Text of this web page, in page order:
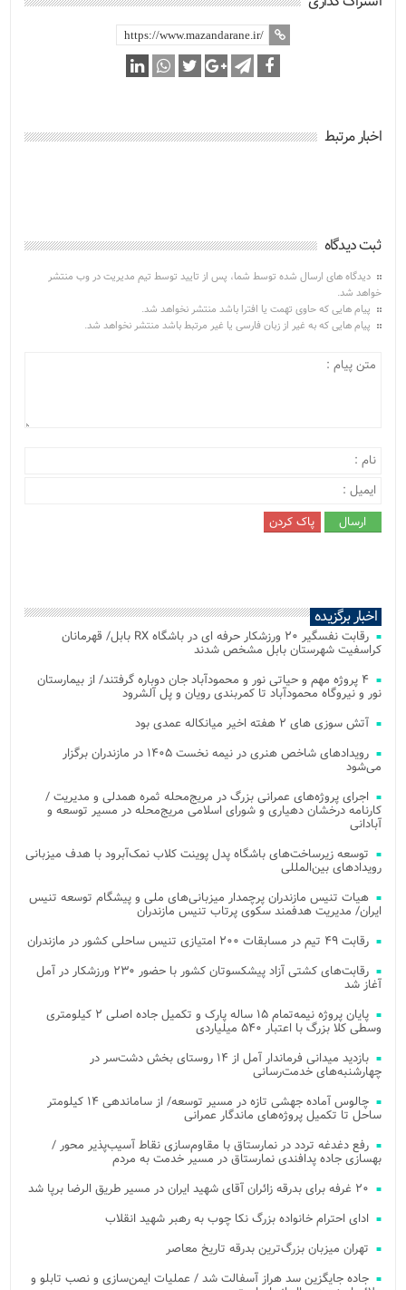
اخبار مرتبط
ثبت دیدگاه
دیدگاه های ارسال شده توسط شما، پس از تایید توسط تیم مدیریت در وب منتشر
خواهد شد.
پیام هایی که حاوی تهمت یا افترا باشد منتشر نخواهد شد.
پیام هایی که به غیر از زبان فارسی یا غیر مرتبط باشد منتشر نخواهد شد.
اخبار برگزیده
رقابت نفسگیر ۲۰ ورزشکار حرفه ای در باشگاه RX بابل/ قهرمانان
کراسفیت شهرستان بابل مشخص شدند
۴ پروژه مهم و حیاتی نور و محمودآباد جان دوباره گرفتند/ از بیمارستان
نور و نیروگاه محمودآباد تا کمربندی رویان و پل آلشرود
آتش‌ سوزی‌ های ۲ هفته اخیر میانکاله عمدی بود
رویدادهای شاخص هنری در نیمه نخست ۱۴۰۵ در مازندران برگزار
می‌شود
اجرای پروژه‌های عمرانی بزرگ در مریج‌محله ثمره همدلی و مدیریت /
کارنامه درخشان دهیاری و شورای اسلامی مریج‌محله در مسیر توسعه و
آبادانی
توسعه زیرساخت‌های باشگاه پدل پوینت کلاب نمک‌آبرود با هدف میزبانی
رویدادهای بین‌المللی
هیات تنیس مازندران پرچمدار میزبانی‌های ملی و پیشگام توسعه تنیس
ایران/ مدیریت هدفمند سکوی پرتاب تنیس مازندران
رقابت ۴۹ تیم در مسابقات ۲۰۰ امتیازی تنیس ساحلی کشور در مازندران
رقابت‌های کشتی آزاد پیشکسوتان کشور با حضور ۲۳۰ ورزشکار در آمل
آغاز شد
پایان پروژه نیمه‌تمام ۱۵ ساله پارک و تکمیل جاده اصلی ۲ کیلومتری
وسطی کلا بزرگ با اعتبار ۵۴۰ میلیاردی
بازدید میدانی فرماندار آمل از ۱۴ روستای بخش دشت‌سر در
چهارشنبه‌های خدمت‌رسانی
چالوس آماده جهشی تازه در مسیر توسعه/ از ساماندهی ۱۴ کیلومتر
ساحل تا تکمیل پروژه‌های ماندگار عمرانی
رفع دغدغه تردد در نمارستاق با مقاوم‌سازی نقاط آسیب‌پذیر محور /
بهسازی جاده پدافندی نمارستاق در مسیر خدمت به مردم
۲۰ غرفه برای بدرقه زائران آقای شهید ایران در مسیر طریق الرضا برپا شد
ادای احترام خانواده بزرگ نکا چوب به رهبر شهید انقلاب
تهران میزبان بزرگ‌ترین بدرقه تاریخ معاصر
جاده جایگزین سد هراز آسفالت شد / عملیات ایمن‌سازی و نصب تابلو و